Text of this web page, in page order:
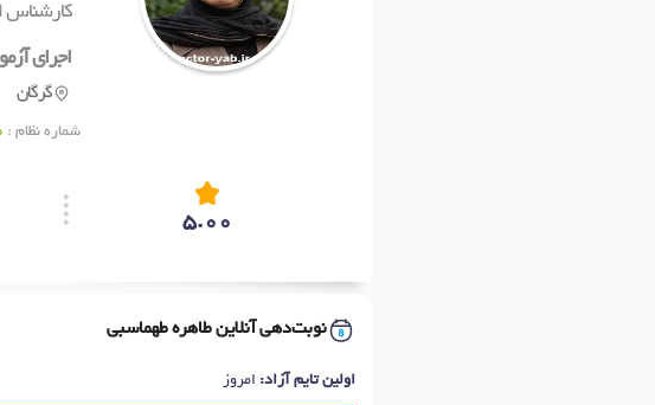
کارشناس
اجرای
گرگان
شماره نظام :
5.00
نوبت‌دهی آنلاین طاهره طهماسبی
اولین تایم آزاد: امروز